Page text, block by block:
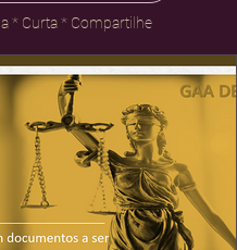
* Curta * Compartilhe